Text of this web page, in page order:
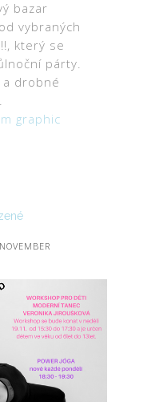
bazar
vybraných
který se
párty.
drobné
graphic